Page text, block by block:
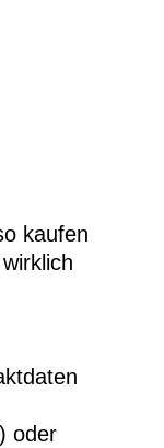
kaufen
oder